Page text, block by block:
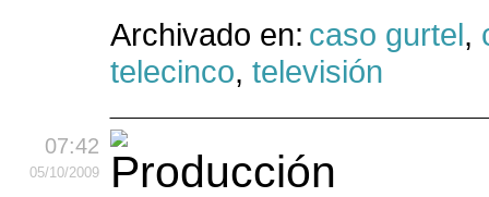
Archivado en: caso gurtel,
telecinco, televisión
07:42
05/10/2009